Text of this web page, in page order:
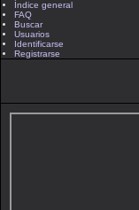
Índice general
FAQ
Buscar
Usuarios
Identificarse
Registrarse